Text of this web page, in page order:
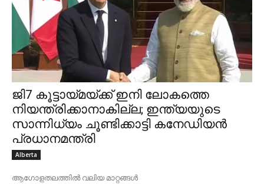
ജി7 കൂട്ടായ്മയ്ക്ക് ഇനി ലോകത്തെ
നിയന്ത്രിക്കാനാകില്ല; ഇന്ത്യയുടെ
സാന്നിധ്യം ചൂണ്ടിക്കാട്ടി കനേഡിയൻ
പ്രധാനമന്ത്രി
Alberta
ആഗോളതലത്തിൽ വലിയ മാറ്റങ്ങൾ